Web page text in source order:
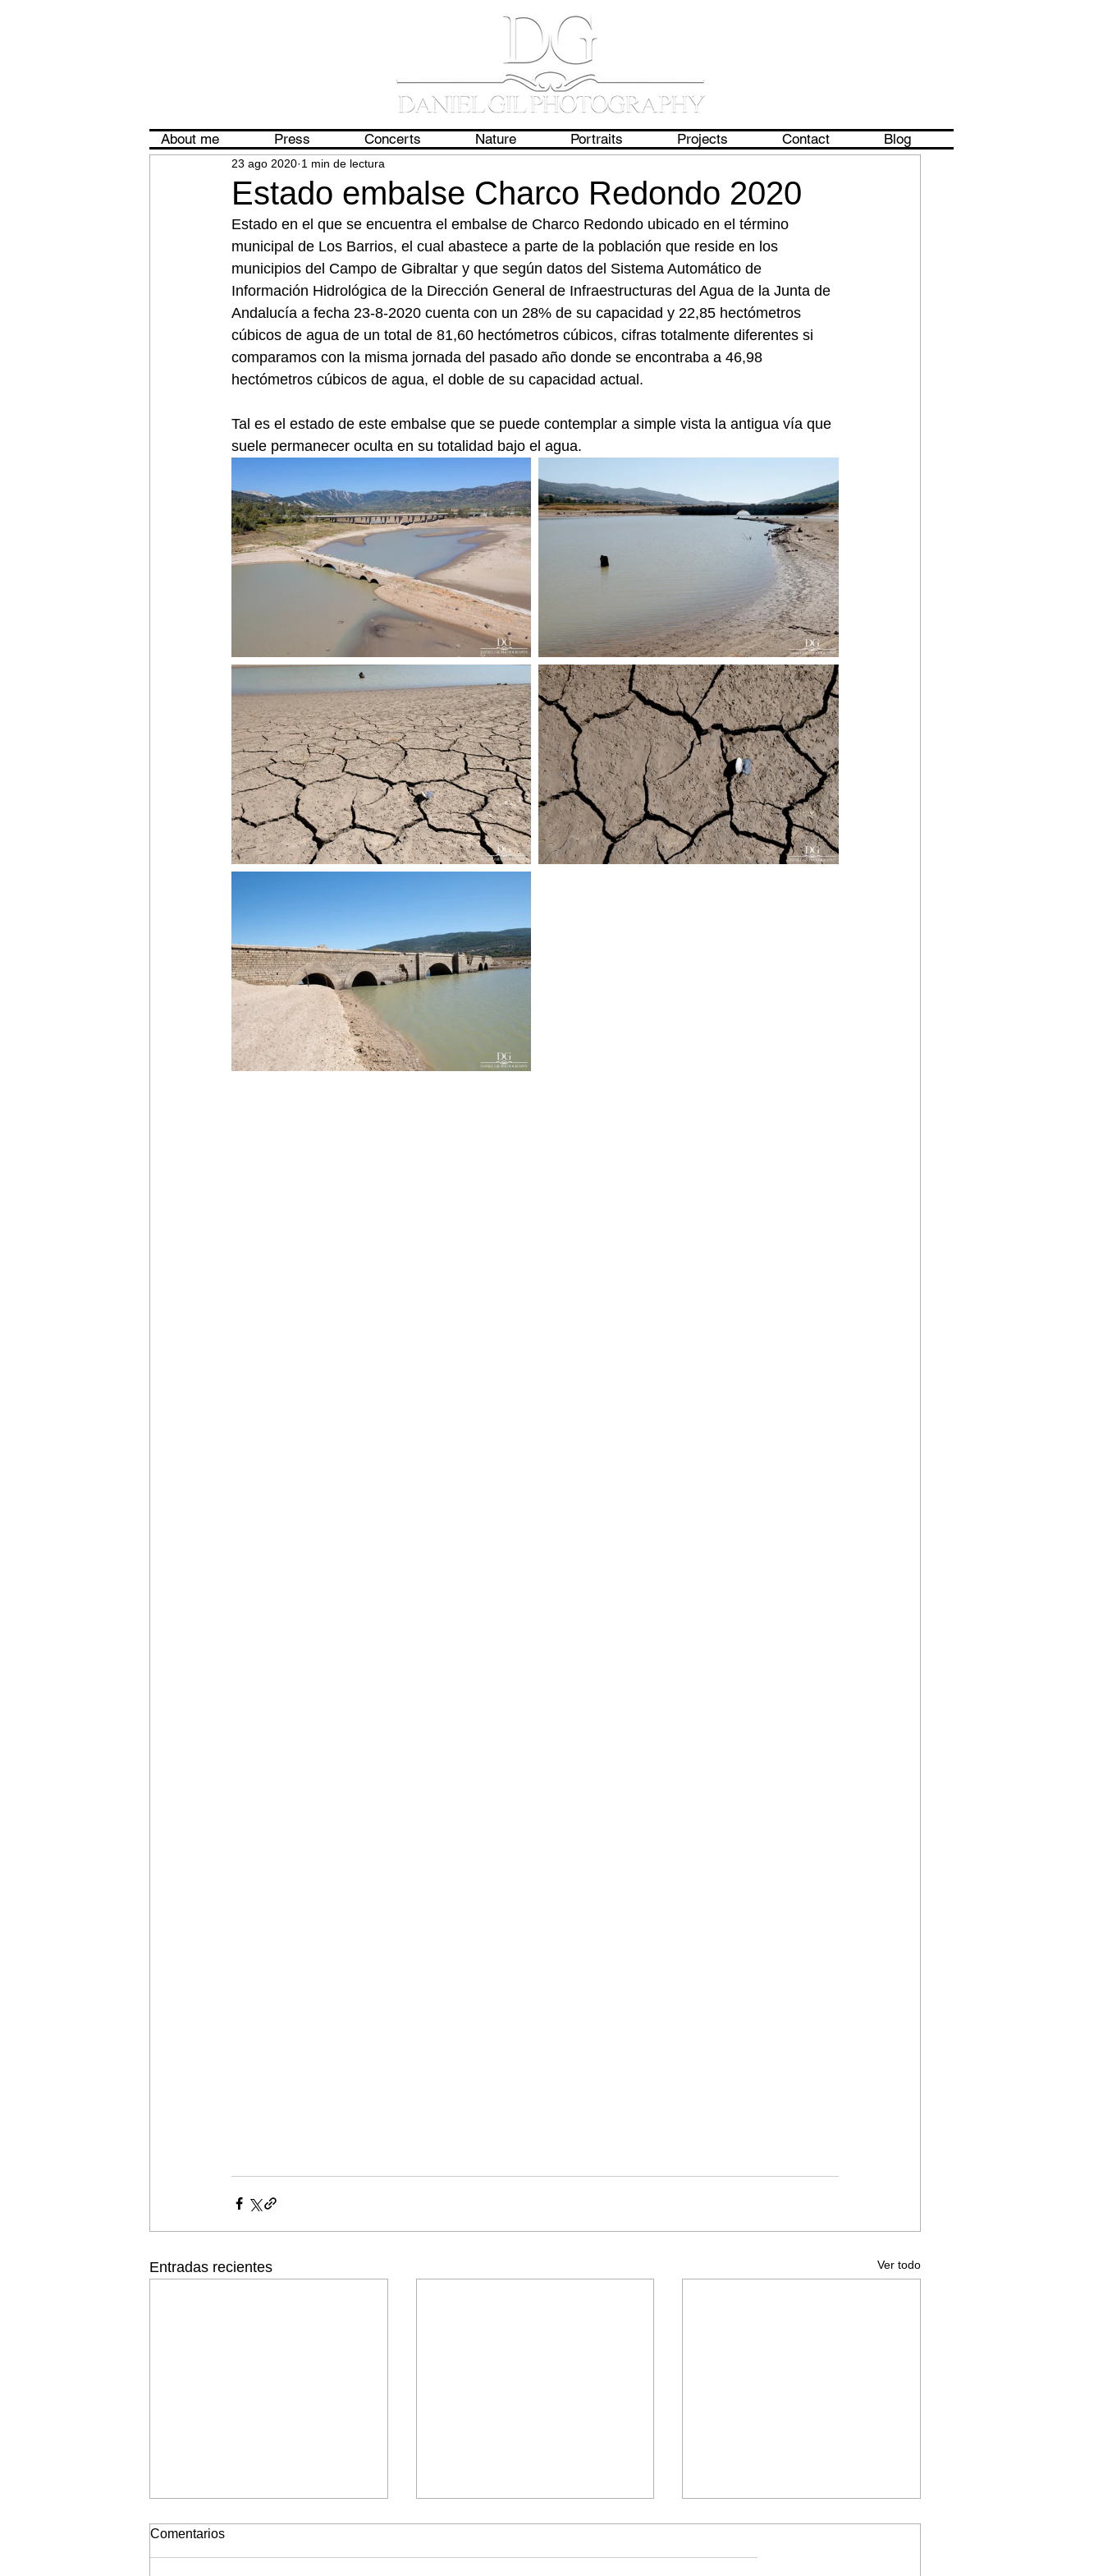
Estado embalse Charco Redondo 2020
23 ago 2020 1 min de lectura
Estado en el que se encuentra el embalse de Charco Redondo ubicado en el término
municipal de Los Barrios, el cual abastece a parte de la población que reside en los
municipios del Campo de Gibraltar y que según datos del Sistema Automático de
Información Hidrológica de la Dirección General de Infraestructuras del Agua de la Junta de
Andalucía a fecha 23-8-2020 cuenta con un 28% de su capacidad y 22,85 hectómetros
cúbicos de agua de un total de 81,60 hectómetros cúbicos, cifras totalmente diferentes si
comparamos con la misma jornada del pasado año donde se encontraba a 46,98
hectómetros cúbicos de agua, el doble de su capacidad actual.
Tal es el estado de este embalse que se puede contemplar a simple vista la antigua vía que
suele permanecer oculta en su totalidad bajo el agua.
Entradas recientes Ver todo
Comentarios
About me Press Concerts Nature Portraits Projects Contact Blog